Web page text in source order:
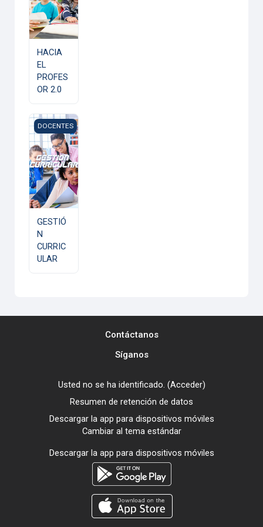
HACIA
EL
PROFES
OR 2.0
GESTIÓN CURRICULAR
DOCENTES
GESTIÓ
N
CURRIC
ULAR
Contáctanos
Síganos
Usted no se ha identificado. (Acceder)
Resumen de retención de datos
Descargar la app para dispositivos móviles
Cambiar al tema estándar
Descargar la app para dispositivos móviles